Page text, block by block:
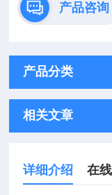
产品咨询
产品分类
相关文章
详细介绍 在